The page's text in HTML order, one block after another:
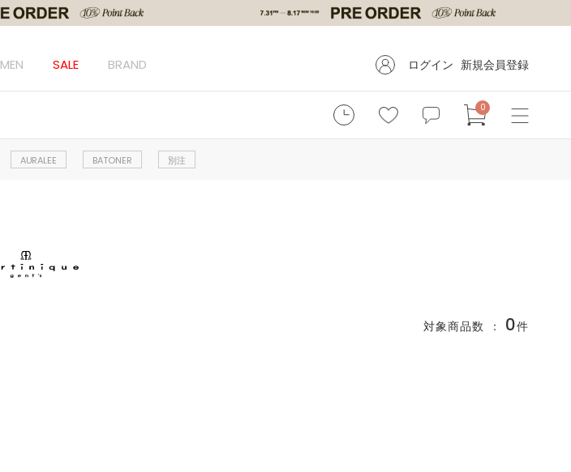
MEN SALE BRAND ログイン 新規会員登録
0
AURALEE BATONER 別注
対象商品数 ： 0件